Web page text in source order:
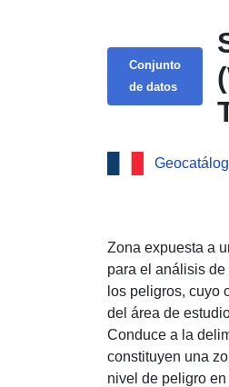
Conjunto
de datos
Zona expuesta a
para el análisis
los peligros, cuyo
del área de
Conduce a la
constituyen una
nivel de peligro